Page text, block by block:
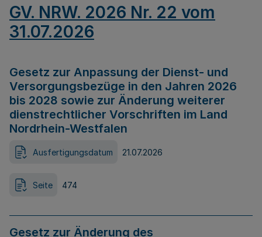
GV. NRW. 2026 Nr. 22 vom
31.07.2026
Gesetz zur Anpassung der Dienst- und
Versorgungsbezüge in den Jahren 2026
bis 2028 sowie zur Änderung weiterer
dienstrechtlicher Vorschriften im Land
Nordrhein-Westfalen
Ausfertigungsdatum 21.07.2026
Seite 474
Gesetz zur Änderung des